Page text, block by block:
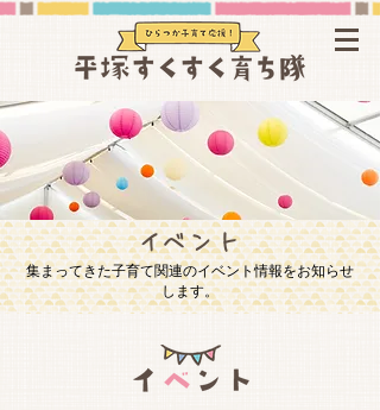
​イベント
​集まってきた子育て関連のイベント情報をお知らせ
します。